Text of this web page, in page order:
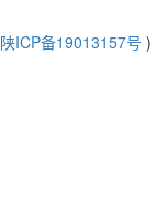
陕ICP备19013157号 )